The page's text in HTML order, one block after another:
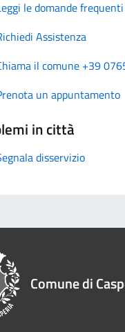
le domande frequenti
Assistenza
il comune +39
un appuntamento
in città
disservizio
Comune di